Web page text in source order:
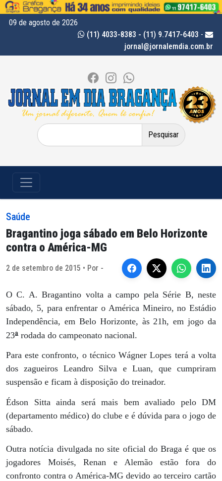
09 de agosto de 2026
(11) 4033-8383 - (11) 9.7417-6403 -
jornal@jornalemdia.com.br
Pesquisar
por:
Saúde
Bragantino joga sábado em Belo Horizonte
contra o América-MG
2 de setembro de 2015 • Por -
O C. A. Bragantino volta a campo pela Série B, neste
sábado, 5, para enfrentar o América Mineiro, no Estádio
Independência, em Belo Horizonte, às 21h, em jogo da
23ª rodada do campeonato nacional.
Para este confronto, o técnico Wágner Lopes terá a volta
dos zagueiros Leandro Silva e Luan, que cumpriram
suspensão e ficam à disposição do treinador.
Édson Sitta ainda será mais bem avaliado pelo DM
(departamento médico) do clube e é dúvida para o jogo de
sábado.
Outra notícia divulgada no site oficial do Braga é que os
jogadores Moisés, Renan e Alemão estão fora do
confronto contra o América-MG devido ao terceiro cartão